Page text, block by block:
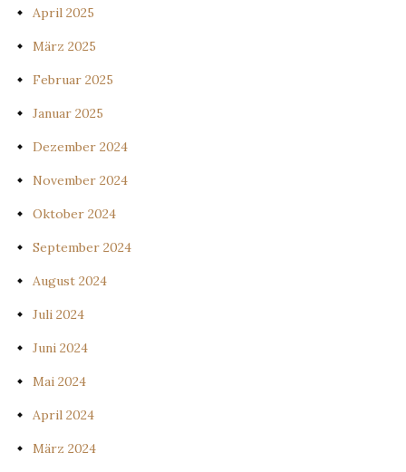
April 2025
März 2025
Februar 2025
Januar 2025
Dezember 2024
November 2024
Oktober 2024
September 2024
August 2024
Juli 2024
Juni 2024
Mai 2024
April 2024
März 2024